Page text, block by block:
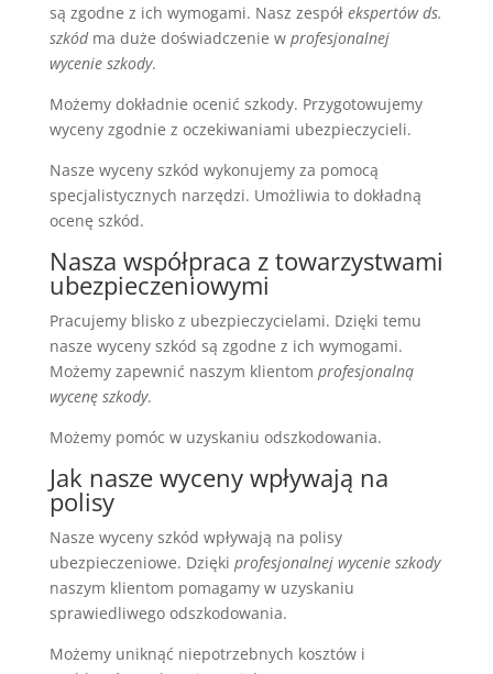
są zgodne z ich wymogami. Nasz zespół ekspertów ds.
szkódma duże doświadczenie w profesjonalnej
wycenie szkody.
Możemy dokładnie ocenić szkody. Przygotowujemy
wyceny zgodnie z oczekiwaniami ubezpieczycieli.
Nasze wyceny szkód wykonujemy za pomocą
specjalistycznych narzędzi. Umożliwia to dokładną
ocenę szkód.
Nasza współpraca z towarzystwami
ubezpieczeniowymi
Pracujemy blisko z ubezpieczycielami. Dzięki temu
nasze wyceny szkód są zgodne z ich wymogami.
Możemy zapewnić naszym klientom profesjonalną
wycenę szkody.
Możemy pomóc w uzyskaniu odszkodowania.
Jak nasze wyceny wpływają na
polisy
Nasze wyceny szkód wpływają na polisy
ubezpieczeniowe. Dzięki profesjonalnej wycenie szkody
naszym klientom pomagamy w uzyskaniu
sprawiedliwego odszkodowania.
Możemy uniknąć niepotrzebnych kosztów i